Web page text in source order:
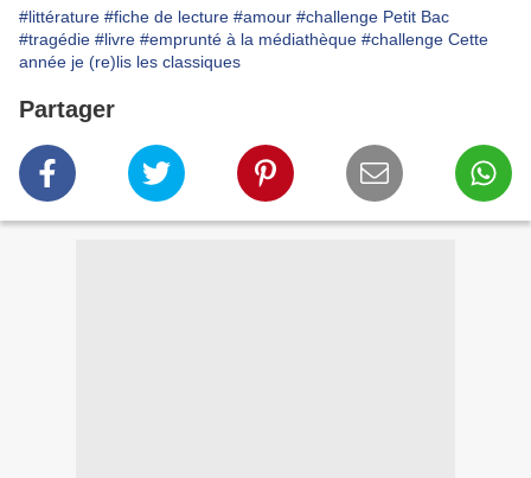
#littérature #fiche de lecture #amour #challenge Petit Bac
#tragédie #livre #emprunté à la médiathèque #challenge Cette
année je (re)lis les classiques
Partager